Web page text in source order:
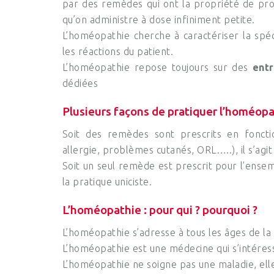
par des remèdes qui ont la propriété de
qu’on administre à dose infiniment petite.
L’homéopathie cherche à caractériser la
les réactions du patient.
L’homéopathie repose toujours sur des
dédiées
Plusieurs façons de pratiquer
Soit des remèdes sont prescrits en
allergie, problèmes cutanés, ORL…..), il
Soit un seul remède est prescrit pour
la pratique uniciste.
L’homéopathie : pour qui ? pourquoi ?
L’homéopathie s’adresse à tous les âges de
L’homéopathie est une médecine qui
L’homéopathie ne soigne pas une maladie,